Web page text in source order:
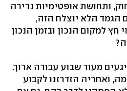
ותחושת אופטימיות נדירה
הגמד הלא יוצלח הזה,
חץ למקום הנכון ובזמן הנכון
מעוד שבוע עבודה ארוך.
ואחריה הזדרזנו לקבוע